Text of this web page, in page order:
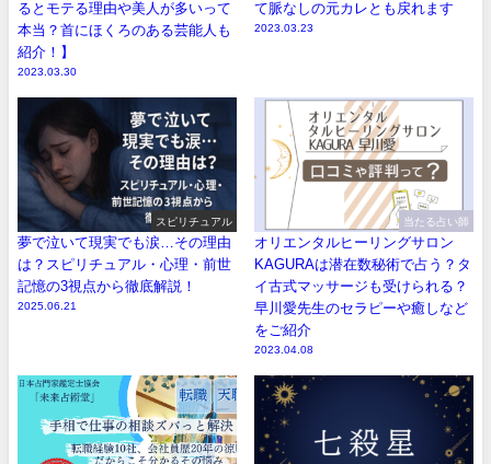
るとモテる理由や美人が多いって
本当？首にほくろのある芸能人も
紹介！】
2023.03.30
て脈なしの元カレとも戻れます
2023.03.23
スピリチュアル
夢で泣いて現実でも涙…その理由
は？スピリチュアル・心理・前世
記憶の3視点から徹底解説！
2025.06.21
当たる占い師
オリエンタルヒーリングサロン
KAGURAは潜在数秘術で占う？タ
イ古式マッサージも受けられる？
早川愛先生のセラピーや癒しなど
をご紹介
2023.04.08